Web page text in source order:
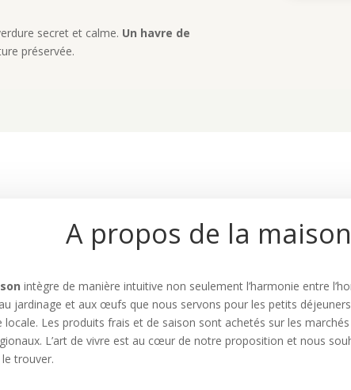
secret et calme. Un havre de
préservée.
A propos de la
intègre de manière intuitive non seulement l’harmonie entre
jardinage et aux œufs que nous servons pour les petits
Les produits frais et de saison sont achetés sur les
L’art de vivre est au cœur de notre proposition et nous
trouver.